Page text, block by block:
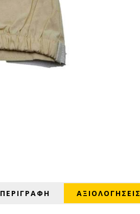
ΠΕΡΙΓΡΑΦΗ ΑΞΙΟΛΟΓΉΣΕΙΣ